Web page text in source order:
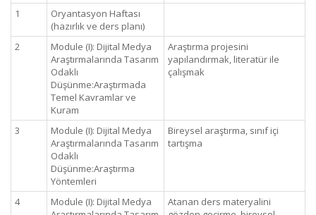
1
Oryantasyon Haftası
(hazırlık ve ders planı)
2
Module (I): Dijital Medya
Araştırmalarında Tasarım
Odaklı
Düşünme:Araştırmada
Temel Kavramlar ve
Kuram
Araştırma projesini
yapılandırmak, literatür ile
çalışmak
3
Module (I): Dijital Medya
Araştırmalarında Tasarım
Odaklı
Düşünme:Araştırma
Yöntemleri
Bireysel araştırma, sınıf içi
tartışma
4
Module (I): Dijital Medya
Atanan ders materyalini